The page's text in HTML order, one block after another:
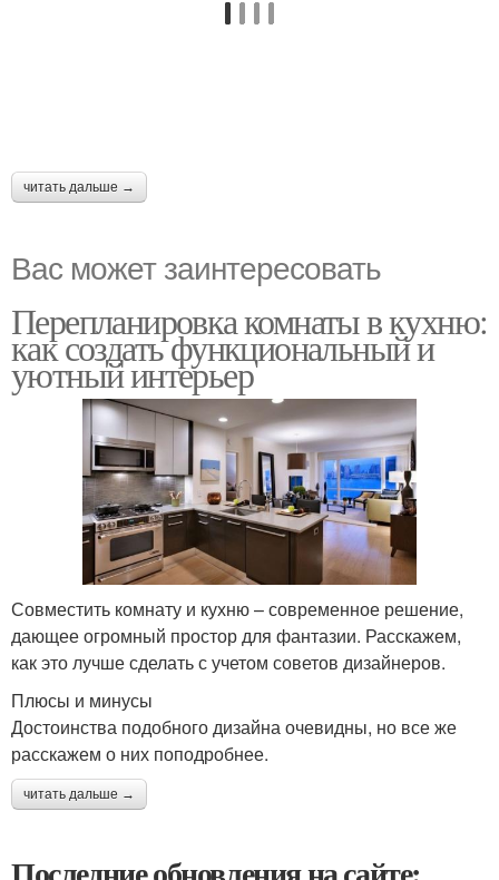
читать дальше →
Вас может заинтересовать
Перепланировка комнаты в кухню:
как создать функциональный и
уютный интерьер
Совместить комнату и кухню – современное решение,
дающее огромный простор для фантазии. Расскажем,
как это лучше сделать с учетом советов дизайнеров.
Плюсы и минусы
Достоинства подобного дизайна очевидны, но все же
расскажем о них поподробнее.
читать дальше →